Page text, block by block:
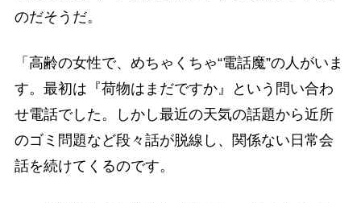
のだそうだ。
「高齢の女性で、めちゃくちゃ“電話魔”の人がいま
す。最初は『荷物はまだですか』という問い合わ
せ電話でした。しかし最近の天気の話題から近所
のゴミ問題など段々話が脱線し、関係ない日常会
話を続けてくるのです。